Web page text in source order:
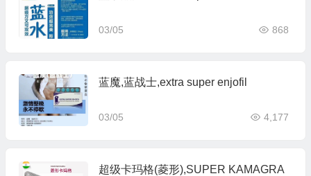
03/05 868
蓝魔,蓝战士,extra super enjofil
03/05 4,177
超级卡玛格(菱形),SUPER KAMAGRA